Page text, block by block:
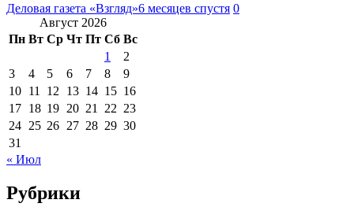
Деловая газета «Взгляд»6 месяцев спустя 0
Август 2026
Пн Вт Ср Чт Пт Сб Вс
1
2
3
4 5 6 7 8
9
10 11 12 13 14 15 16
17 18 19 20 21 22 23
24 25 26 27 28 29 30
31
« Июл
Рубрики